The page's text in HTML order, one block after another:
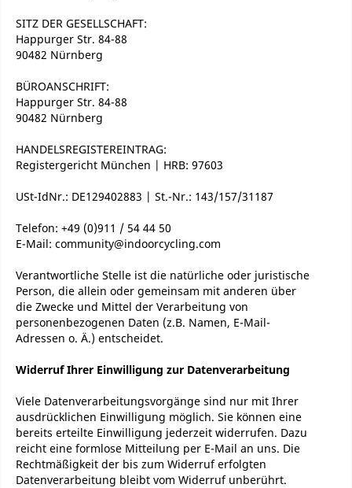
SITZ DER GESELLSCHAFT:
Happurger Str. 84-88
90482 Nürnberg
BÜROANSCHRIFT:
Happurger Str. 84-88
90482 Nürnberg
HANDELSREGISTEREINTRAG:
Registergericht München | HRB: 97603
USt-IdNr.: DE129402883 | St.-Nr.: 143/157/31187
Telefon: +49 (0)911 / 54 44 50
E-Mail: community@indoorcycling.com
Verantwortliche Stelle ist die natürliche oder juristische
Person, die allein oder gemeinsam mit anderen über
die Zwecke und Mittel der Verarbeitung von
personenbezogenen Daten (z.B. Namen, E-Mail-
Adressen o. Ä.) entscheidet.
Widerruf Ihrer Einwilligung zur Datenverarbeitung
Viele Datenverarbeitungsvorgänge sind nur mit Ihrer
ausdrücklichen Einwilligung möglich. Sie können eine
bereits erteilte Einwilligung jederzeit widerrufen. Dazu
reicht eine formlose Mitteilung per E-Mail an uns. Die
Rechtmäßigkeit der bis zum Widerruf erfolgten
Datenverarbeitung bleibt vom Widerruf unberührt.